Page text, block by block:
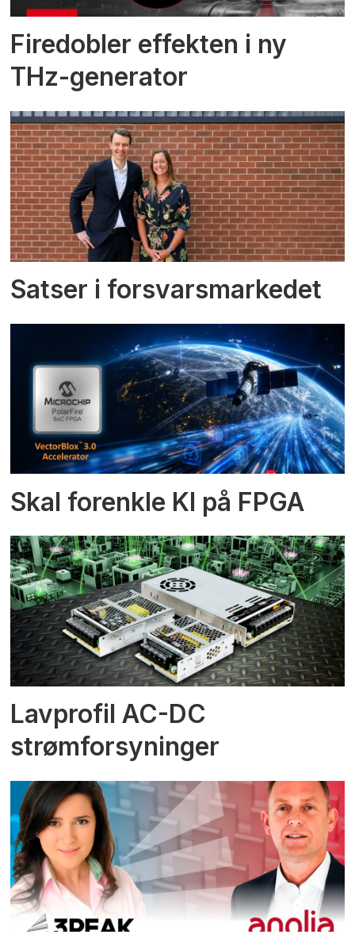
Firedobler effekten i ny
THz-generator
Satser i forsvarsmarkedet
Skal forenkle KI på FPGA
Lavprofil AC-DC
strømforsyninger